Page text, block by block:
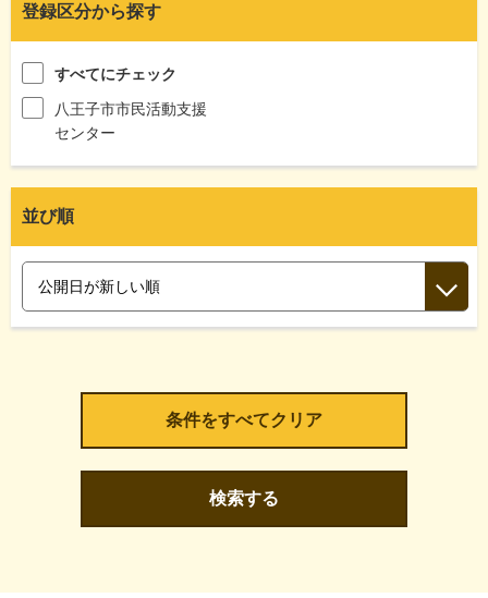
登録区分から探す
すべてにチェック
八王子市市民活動支援
センター
並び順
検索する